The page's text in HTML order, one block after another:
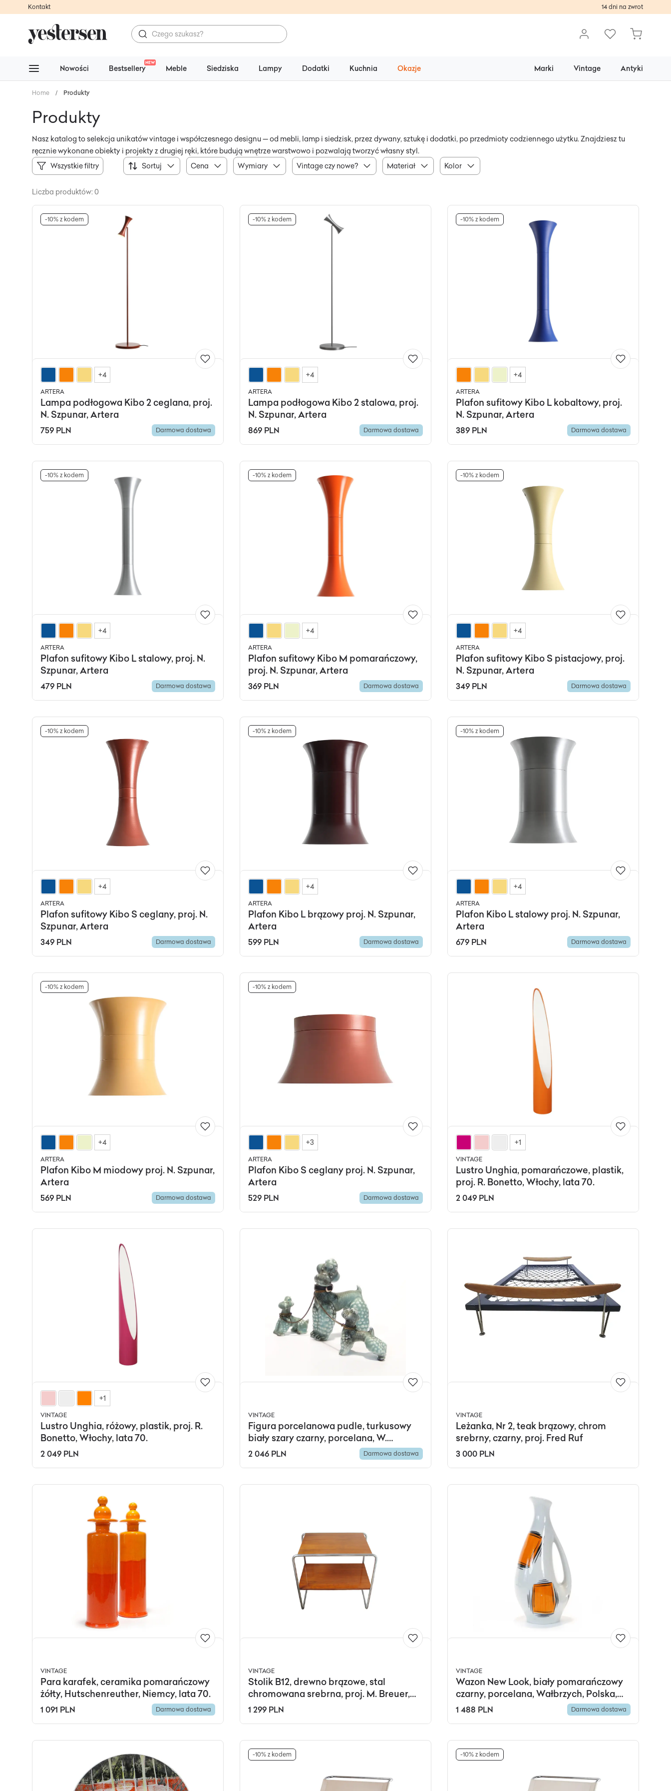
Kontakt 14 dni na zwrot
Nowości Bestsellery
NEW
Meble Siedziska Lampy Dodatki Kuchnia Okazje Marki Vintage Antyki
Home / Produkty
Produkty
Nasz katalog to selekcja unikatów vintage i współczesnego designu — od mebli, lamp i siedzisk, przez dywany, sztukę i dodatki, po przedmioty codziennego użytku. Znajdziesz tu
ręcznie wykonane obiekty i projekty z drugiej ręki, które budują wnętrze warstwowo i pozwalają tworzyć własny styl.
Wszystkie filtry Sortuj Cena Wymiary Vintage czy nowe? Materiał Kolor
Liczba produktów: 0
-10% z kodem
+4
ARTERA
Lampa podłogowa Kibo 2 ceglana, proj.
N. Szpunar, Artera
759 PLN Darmowa dostawa
-10% z kodem
+4
ARTERA
Lampa podłogowa Kibo 2 stalowa, proj.
N. Szpunar, Artera
869 PLN Darmowa dostawa
-10% z kodem
+4
ARTERA
Plafon sufitowy Kibo L kobaltowy, proj.
N. Szpunar, Artera
389 PLN Darmowa dostawa
-10% z kodem
+4
ARTERA
Plafon sufitowy Kibo L stalowy, proj. N.
Szpunar, Artera
479 PLN Darmowa dostawa
-10% z kodem
+4
ARTERA
Plafon sufitowy Kibo M pomarańczowy,
proj. N. Szpunar, Artera
369 PLN Darmowa dostawa
-10% z kodem
+4
ARTERA
Plafon sufitowy Kibo S pistacjowy, proj.
N. Szpunar, Artera
349 PLN Darmowa dostawa
-10% z kodem
+4
ARTERA
Plafon sufitowy Kibo S ceglany, proj. N.
Szpunar, Artera
349 PLN Darmowa dostawa
-10% z kodem
+4
ARTERA
Plafon Kibo L brązowy proj. N. Szpunar,
Artera
599 PLN Darmowa dostawa
-10% z kodem
+4
ARTERA
Plafon Kibo L stalowy proj. N. Szpunar,
Artera
679 PLN Darmowa dostawa
-10% z kodem
+4
ARTERA
Plafon Kibo M miodowy proj. N. Szpunar,
Artera
569 PLN Darmowa dostawa
-10% z kodem
+3
ARTERA
Plafon Kibo S ceglany proj. N. Szpunar,
Artera
529 PLN Darmowa dostawa
+1
VINTAGE
Lustro Unghia, pomarańczowe, plastik,
proj. R. Bonetto, Włochy, lata 70.
2 049 PLN
+1
VINTAGE
Lustro Unghia, różowy, plastik, proj. R.
Bonetto, Włochy, lata 70.
2 049 PLN
VINTAGE
Figura porcelanowa pudle, turkusowy
biały szary czarny, porcelana, W.
Goebel, Niemcy, lata 50.
2 046 PLN Darmowa dostawa
VINTAGE
Leżanka, Nr 2, teak brązowy, chrom
srebrny, czarny, proj. Fred Ruf
3 000 PLN
VINTAGE
Para karafek, ceramika pomarańczowy
żółty, Hutschenreuther, Niemcy, lata 70.
1 091 PLN Darmowa dostawa
VINTAGE
Stolik B12, drewno brązowe, stal
chromowana srebrna, proj. M. Breuer,
Thonet, Czechosłowacja, lata 30.
1 299 PLN
VINTAGE
Wazon New Look, biały pomarańczowy
czarny, porcelana, Wałbrzych, Polska,
lata 60.
1 488 PLN Darmowa dostawa
-10% z kodem -10% z kodem